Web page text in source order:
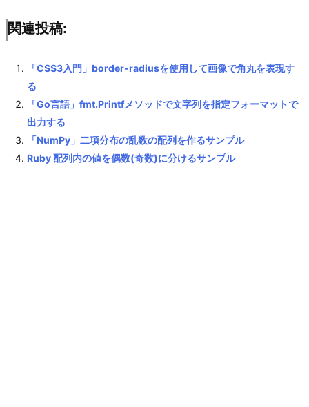
関連投稿:
「CSS3入門」border-radiusを使用して画像で角丸を表現す
る
「Go言語」fmt.Printfメソッドで文字列を指定フォーマットで
出力する
「NumPy」二項分布の乱数の配列を作るサンプル
Ruby 配列内の値を偶数(奇数)に分けるサンプル